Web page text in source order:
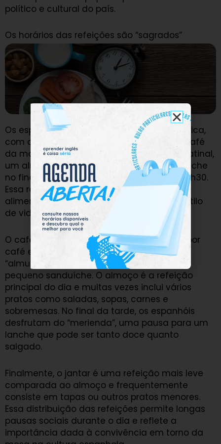
político e cultural do país.
Os horários das refeições são “sagrados”
Os espanhóis têm uma rotina alimentar única,
com cinco refeições ao longo do dia: um café
da manhã leve pela manhã, um lanche matinal,
um almoço tardio por volta das 15h, um lanche
no final da tarde e o jantar por volta das 21h30.
Essa rotina reflete não apenas os hábitos
alimentares, mas também a cultura e o estilo
de vida do país.
O café da manhã, geralmente composto por
café e torradas ou doces, é seguido pelo
“almuerzo”, que pode incluir frutas ou um
pequeno sanduíche. O almoço é a refeição
principal do dia e muitas vezes inclui vários
pratos como saladas, sopas, carnes e
sobremesas. No final da tarde, os espanhóis
desfrutam do “merienda”, uma pausa para um
lanche que pode ser tanto doce quanto
salgado.
Finalmente, o jantar é uma refeição mais leve
comparada ao almoço e frequentemente
consiste em tapas ou outros pratos menores.
Essa distribuição das refeições permite longas
pausas sociais durante o dia e reflete a
importância dada à convivência em torno da